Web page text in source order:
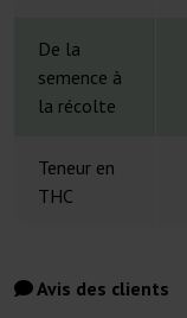
De la
semence à
la récolte
Teneur en
THC
Avis des clients